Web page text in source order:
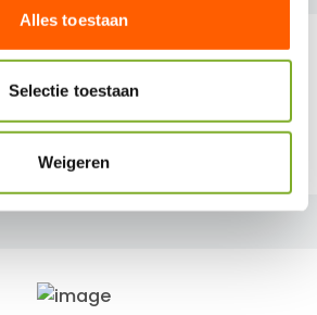
Alles toestaan
Selectie toestaan
Weigeren
Solliciteer snel
30 seconden solliciteren